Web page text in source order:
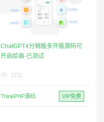
ChatGPT4分销版多开版源码可
开启绘画-已测试
3352
ThinkPHP源码 VIP免费